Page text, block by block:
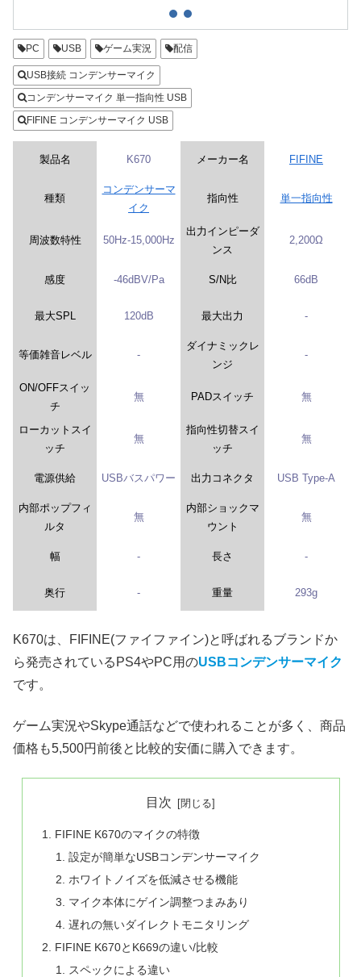
PC USB ゲーム実況 配信
USB接続 コンデンサーマイク
コンデンサーマイク 単一指向性 USB
FIFINE コンデンサーマイク USB
製品名 K670 メーカー名 FIFINE
種類
コンデンサーマ
イク
指向性 単一指向性
周波数特性 50Hz-15,000Hz
出力インピーダ
ンス
2,200Ω
感度 -46dBV/Pa S/N比 66dB
最大SPL 120dB 最大出力 -
等価雑音レベル -
ダイナミックレ
ンジ
-
ON/OFFスイッ
チ
無 PADスイッチ 無
ローカットスイ
ッチ
無
指向性切替スイ
ッチ
無
電源供給 USBバスパワー 出力コネクタ USB Type-A
内部ポップフィ
ルタ
無
内部ショックマ
ウント
無
幅 - 長さ -
奥行 - 重量 293g
K670は、FIFINE(ファイファイン)と呼ばれるブランドか
ら発売されているPS4やPC用のUSBコンデンサーマイク
です。
ゲーム実況やSkype通話などで使われることが多く、商品
価格も5,500円前後と比較的安価に購入できます。
目次
FIFINE K670のマイクの特徴
設定が簡単なUSBコンデンサーマイク
ホワイトノイズを低減させる機能
マイク本体にゲイン調整つまみあり
遅れの無いダイレクトモニタリング
FIFINE K670とK669の違い/比較
スペックによる違い